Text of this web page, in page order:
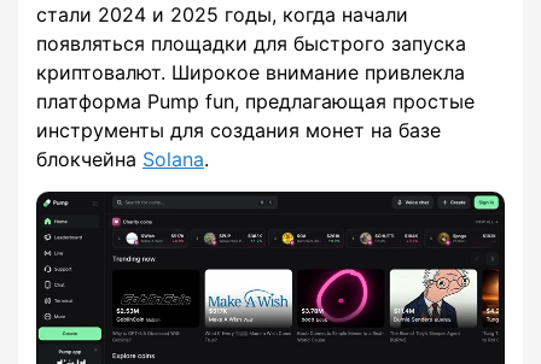
стали 2024 и 2025 годы, когда начали
появляться площадки для быстрого запуска
криптовалют. Широкое внимание привлекла
платформа Pump fun, предлагающая простые
инструменты для создания монет на базе
блокчейна Solana.